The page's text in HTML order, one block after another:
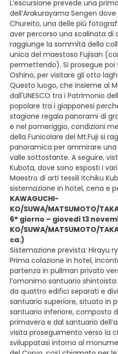
L’escursione prevede una
dell’Arakurayama Sengen
Chureito, una delle più
aver percorso una scalinata di
raggiunge la sommità della
unica del maestoso Fujisan
permettendo). Si prosegue poi
Oshino, per visitare gli otto
Questo luogo, che insieme al
dall'UNESCO tra i Patrimonio
popolare tra i giapponesi
stagione regala panorami di
e nel pomeriggio, condizioni
della Funicolare del Mt.Fuji si
panoramica per ammirare una
valle sottostante. A seguire,
Kubota, dove sono esposti i
Maestro di arti tessili Itchiku
sistemazione in hotel, cena e
KAWAGUCHI-
KO/SUWA/MATSUMOTO/
6° giorno – giovedì 13
KO/SUWA/MATSUMOTO/
ca.)
Sistemazione prevista: Hirayu
Prima colazione in hotel,
partenza in pullman privato
l’omonimo santuario
da quattro edifici separati e
santuario superiore, situato in
santuario inferiore, composto
primavera e dal santuario
visita proseguimento verso la
sviluppatasi intorno al